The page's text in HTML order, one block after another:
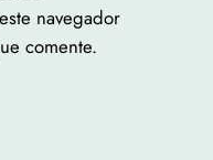
navegador
comente.